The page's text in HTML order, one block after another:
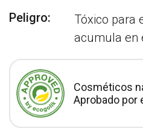
Peligro:
Tóxico para
acumula en
Cosméticos
Aprobado por